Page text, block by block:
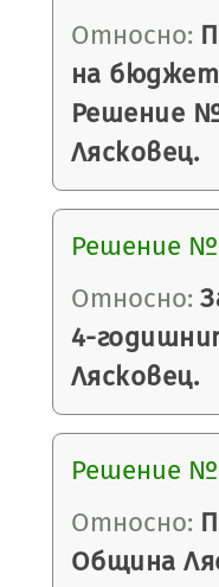
Относно:
на
Решение №
Лясковец.
Решение №
Относно:
4-
Лясковец.
Решение №
Относно:
Община